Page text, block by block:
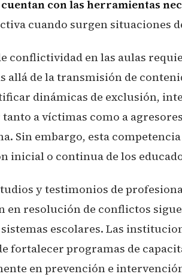
con las herramientas
cuando surgen situaciones
conflictividad en las aulas
allá de la transmisión de
dinámicas de exclusión,
tanto a víctimas como a
Sin embargo, esta
inicial o continua de los
y testimonios de
en resolución de conflictos
escolares. Las
fortalecer programas de
en prevención e